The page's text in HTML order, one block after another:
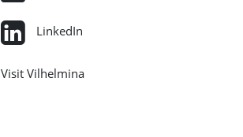
LinkedIn
Visit Vilhelmina